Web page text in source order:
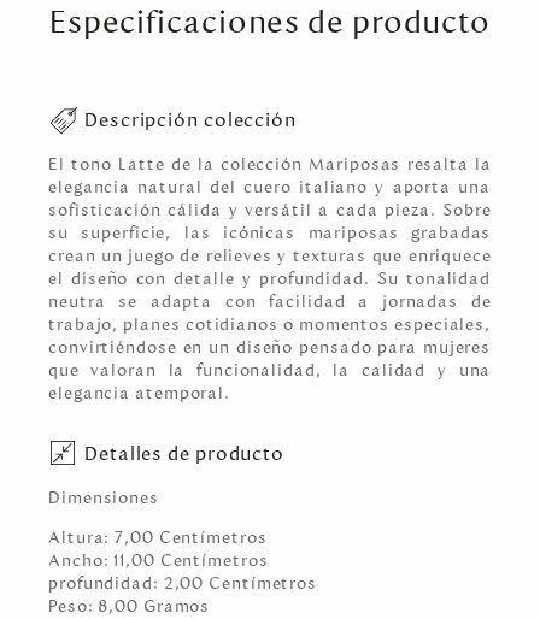
Especificaciones de producto
Descripción colección
El tono Latte de la colección Mariposas resalta la
elegancia natural del cuero italiano y aporta una
sofisticación cálida y versátil a cada pieza. Sobre
su superficie, las icónicas mariposas grabadas
crean un juego de relieves y texturas que enriquece
el diseño con detalle y profundidad. Su tonalidad
neutra se adapta con facilidad a jornadas de
trabajo, planes cotidianos o momentos especiales,
convirtiéndose en un diseño pensado para mujeres
que valoran la funcionalidad, la calidad y una
elegancia atemporal.
Detalles de producto
Dimensiones
Altura:7,00 Centímetros
Ancho: 11,00 Centímetros
profundidad: 2,00 Centímetros
Peso: 8,00 Gramos